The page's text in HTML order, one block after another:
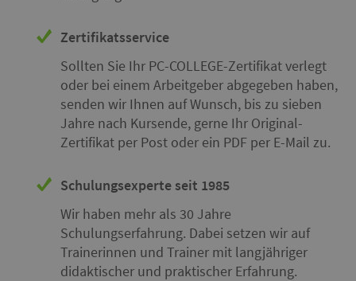
Zertifikatsservice
Sollten Sie Ihr PC-COLLEGE-Zertifikat verlegt
oder bei einem Arbeitgeber abgegeben haben,
senden wir Ihnen auf Wunsch, bis zu sieben
Jahre nach Kursende, gerne Ihr Original-
Zertifikat per Post oder ein PDF per E-Mail zu.
Schulungsexperte seit 1985
Wir haben mehr als 30 Jahre
Schulungserfahrung. Dabei setzen wir auf
Trainerinnen und Trainer mit langjähriger
didaktischer und praktischer Erfahrung.